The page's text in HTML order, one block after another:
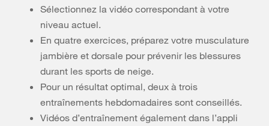
Sélectionnez la vidéo correspondant à votre
niveau actuel.
En quatre exercices, préparez votre musculature
jambière et dorsale pour prévenir les blessures
durant les sports de neige.
Pour un résultat optimal, deux à trois
entraînements hebdomadaires sont conseillés.
Vidéos d’entraînement également dans l’appli